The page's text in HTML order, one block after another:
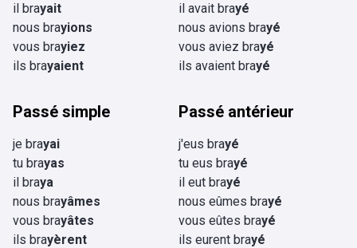
il brayait
nous brayions
vous brayiez
ils brayaient
il avait brayé
nous avions brayé
vous aviez brayé
ils avaient brayé
Passé simple
je brayai
tu brayas
il braya
nous brayâmes
vous brayâtes
ils brayèrent
Passé antérieur
j'eus brayé
tu eus brayé
il eut brayé
nous eûmes brayé
vous eûtes brayé
ils eurent brayé